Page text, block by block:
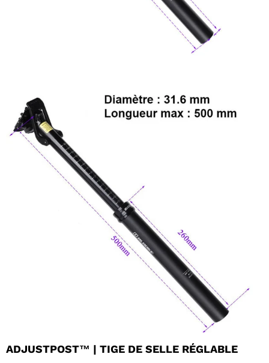
ADJUSTPOST™ | TIGE DE SELLE RÉGLABLE